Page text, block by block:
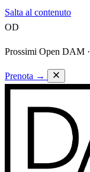
Salta al contenuto
OD
Prossimi Open DAM ·
Prenota →